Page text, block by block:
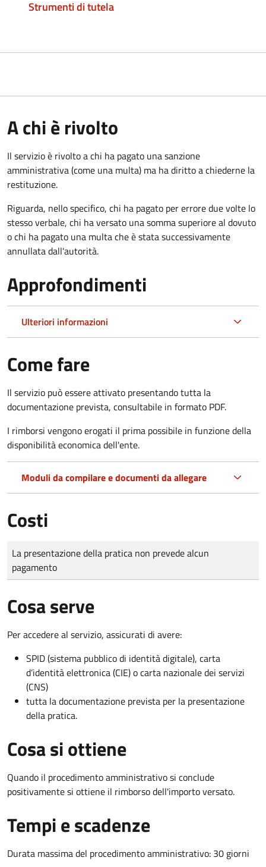
Strumenti di tutela
A chi è rivolto
Il servizio è rivolto a chi ha pagato una sanzione
amministrativa (come una multa) ma ha diritto a chiederne la
restituzione.
Riguarda, nello specifico, chi ha pagato per errore due volte lo
stesso verbale, chi ha versato una somma superiore al dovuto
o chi ha pagato una multa che è stata successivamente
annullata dall'autorità.
Approfondimenti
Ulteriori informazioni
Come fare
Il servizio può essere attivato presentando tutta la
documentazione prevista, consultabile in formato PDF.
I rimborsi vengono erogati il prima possibile in funzione della
disponibilità economica dell'ente.
Moduli da compilare e documenti da allegare
Costi
Tipo di pagamento
Importo
La presentazione della pratica non prevede alcun
pagamento
Cosa serve
Per accedere al servizio, assicurati di avere:
SPID (sistema pubblico di identità digitale), carta
d’identità elettronica (CIE) o carta nazionale dei servizi
(CNS)
tutta la documentazione prevista per la presentazione
della pratica.
Cosa si ottiene
Quando il procedimento amministrativo si conclude
positivamente si ottiene il rimborso dell'importo versato.
Tempi e scadenze
Durata massima del procedimento amministrativo: 30 giorni